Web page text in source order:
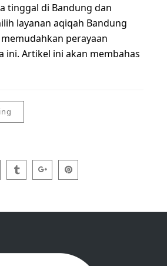
tinggal di Bandung dan
layanan aqiqah Bandung
perayaan
ini. Artikel ini akan membahas